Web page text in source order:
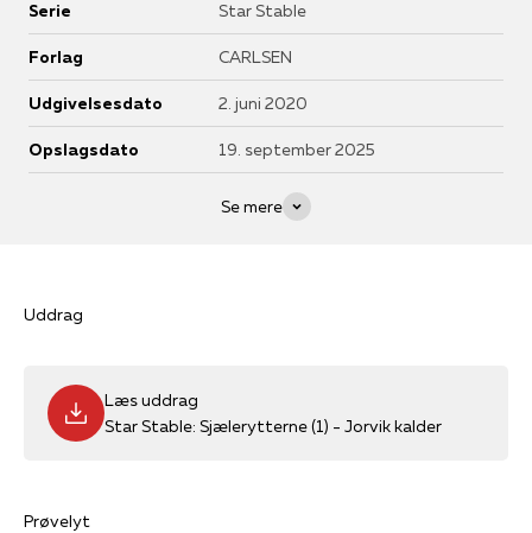
Stable. Og er man glad for hestebøger, fantasy eller spiller
Star Stable, vil bøgerne være et hit! Fra ca. 8 år. I samme serie:
Legenden vågner
Serie Star Stable
Forlag CARLSEN
Udgivelsesdato 2. juni 2020
Opslagsdato 19. september 2025
Se mere
Uddrag
Læs uddrag
Star Stable: Sjælerytterne (1) - Jorvik kalder
Prøvelyt